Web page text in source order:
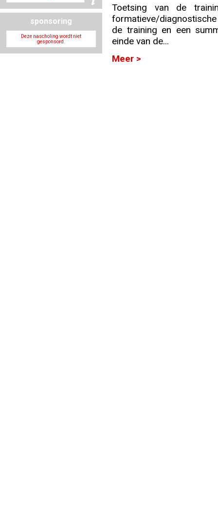
Inloggen
sponsoring
Deze nascholing wordt niet
gesponsord.
Toetsing van de
formatieve/
de training en een
einde van de...
Meer >